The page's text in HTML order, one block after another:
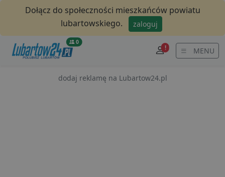
Dołącz do społeczności mieszkańców powiatu
lubartowskiego.
zaloguj
0
! MENU
dodaj reklamę na Lubartow24.pl